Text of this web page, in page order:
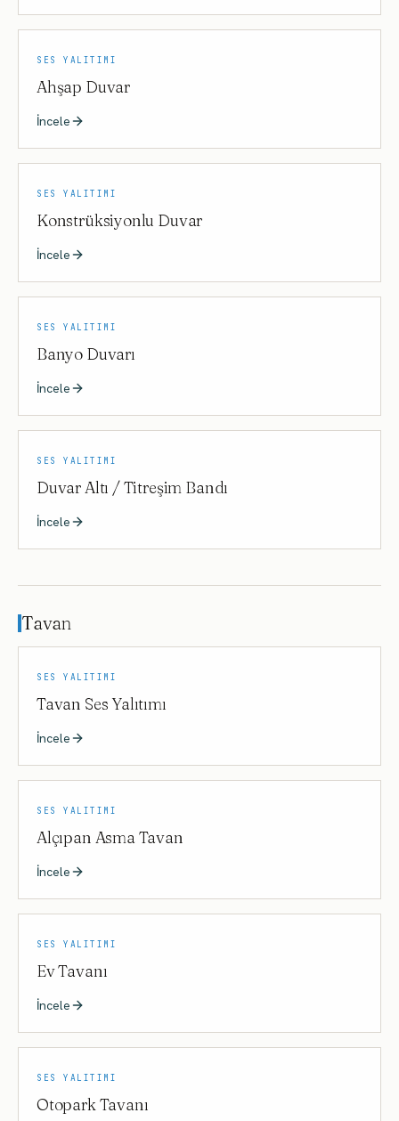
SES YALITIMI
Ahşap Duvar
İncele
SES YALITIMI
Konstrüksiyonlu Duvar
İncele
SES YALITIMI
Banyo Duvarı
İncele
SES YALITIMI
Duvar Altı / Titreşim Bandı
İncele
Tavan
SES YALITIMI
Tavan Ses Yalıtımı
İncele
SES YALITIMI
Alçıpan Asma Tavan
İncele
SES YALITIMI
Ev Tavanı
İncele
SES YALITIMI
Otopark Tavanı